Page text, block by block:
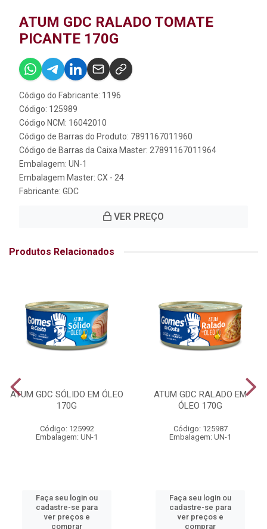
ATUM GDC RALADO TOMATE
PICANTE 170G
Código do Fabricante: 1196
Código: 125989
Código NCM: 16042010
Código de Barras do Produto: 7891167011960
Código de Barras da Caixa Master: 27891167011964
Embalagem: UN-1
Embalagem Master: CX - 24
Fabricante: GDC
VER PREÇO
Produtos Relacionados
ATUM GDC SÓLIDO EM ÓLEO
170G
Código: 125992
Embalagem: UN-1
Faça seu login ou
cadastre-se para
ver preços e
comprar
ATUM GDC RALADO EM
ÓLEO 170G
Código: 125987
Embalagem: UN-1
Faça seu login ou
cadastre-se para
ver preços e
comprar